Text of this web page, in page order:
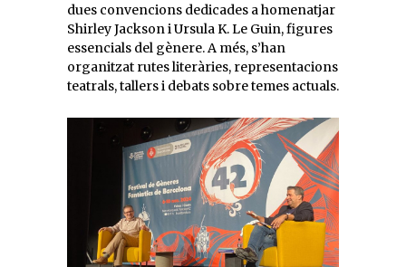
dues convencions dedicades a homenatjar
Shirley Jackson i Ursula K. Le Guin, figures
essencials del gènere. A més, s’han
organitzat rutes literàries, representacions
teatrals, tallers i debats sobre temes actuals.